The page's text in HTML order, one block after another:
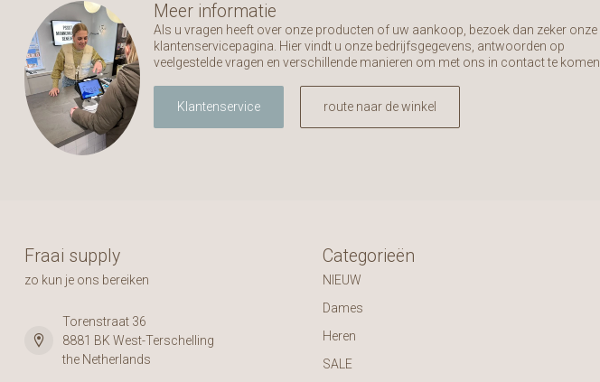
Meer informatie
Als u vragen heeft over onze producten of uw aankoop, bezoek dan zeker onze
klantenservicepagina. Hier vindt u onze bedrijfsgegevens, antwoorden op
veelgestelde vragen en verschillende manieren om met ons in contact te komen.
Klantenservice route naar de winkel
Fraai supply
zo kun je ons bereiken
Torenstraat 36
8881 BK West-Terschelling
the Netherlands
Categorieën
NIEUW
Dames
Heren
SALE